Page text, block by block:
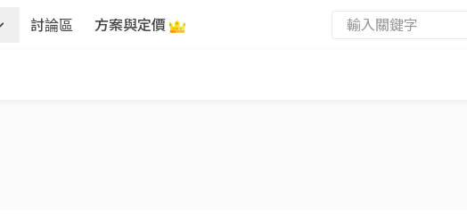
討論區 方案與定價